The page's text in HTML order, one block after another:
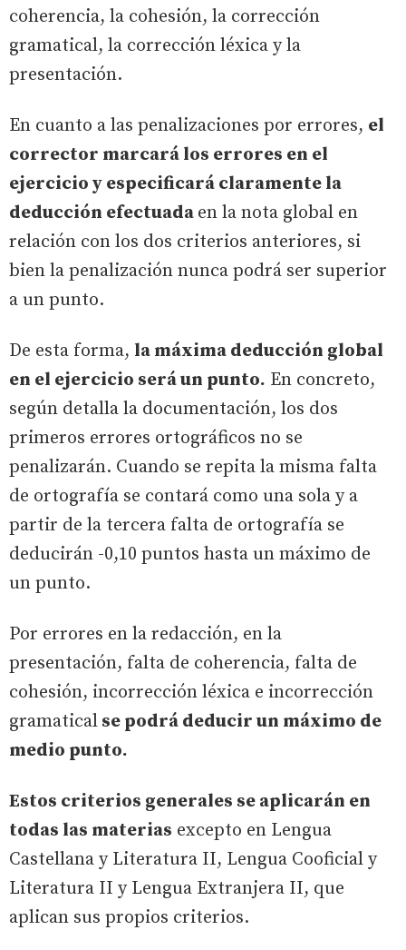
coherencia, la cohesión, la corrección
gramatical, la corrección léxica y la
presentación.
En cuanto a las penalizaciones por errores, el
corrector marcará los errores en el
ejercicio y especificará claramente la
deducción efectuada en la nota global en
relación con los dos criterios anteriores, si
bien la penalización nunca podrá ser superior
a un punto.
De esta forma, la máxima deducción global
en el ejercicio será un punto. En concreto,
según detalla la documentación, los dos
primeros errores ortográficos no se
penalizarán. Cuando se repita la misma falta
de ortografía se contará como una sola y a
partir de la tercera falta de ortografía se
deducirán -0,10 puntos hasta un máximo de
un punto.
Por errores en la redacción, en la
presentación, falta de coherencia, falta de
cohesión, incorrección léxica e incorrección
gramatical se podrá deducir un máximo de
medio punto.
Estos criterios generales se aplicarán en
todas las materias excepto en Lengua
Castellana y Literatura II, Lengua Cooficial y
Literatura II y Lengua Extranjera II, que
aplican sus propios criterios.